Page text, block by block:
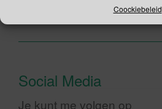
Coockiebeleid
Social Media
Je kunt me volgen op